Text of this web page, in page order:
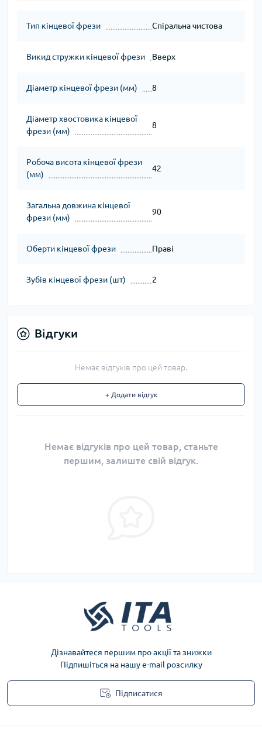
Тип кінцевої фрези Спіральна чистова
Викид стружки кінцевої фрези Вверх
Діаметр кінцевої фрези (мм) 8
Діаметр хвостовика кінцевої
фрези (мм)
8
Робоча висота кінцевої фрези
(мм)
42
Загальна довжина кінцевої
фрези (мм)
90
Оберти кінцевої фрези Праві
Зубів кінцевої фрези (шт) 2
Відгуки
Немає відгуків про цей товар.
+ Додати відгук
Немає відгуків про цей товар, станьте
першим, залиште свій відгук.
Дізнавайтеся першим про акції та знижки
Підпишіться на нашу e-mail розсилку
Підписатися